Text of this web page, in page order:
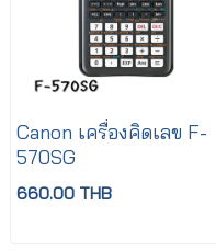
Canon เครื่องคิดเลข F-
570SG
660.00 THB